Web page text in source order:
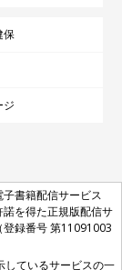
保
ジ
書籍配信サービス
を得た正規版配信サ
録番号 第11091003
しているサービスの一